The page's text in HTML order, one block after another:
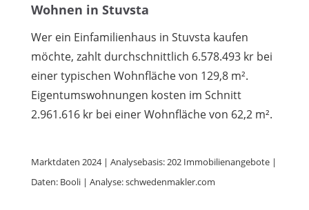
Wohnen in Stuvsta
Wer ein Einfamilienhaus in Stuvsta kaufen
möchte, zahlt durchschnittlich 6.578.493 kr bei
einer typischen Wohnfläche von 129,8 m².
Eigentumswohnungen kosten im Schnitt
2.961.616 kr bei einer Wohnfläche von 62,2 m².
Marktdaten 2024 | Analysebasis: 202 Immobilienangebote |
Daten: Booli | Analyse: schwedenmakler.com